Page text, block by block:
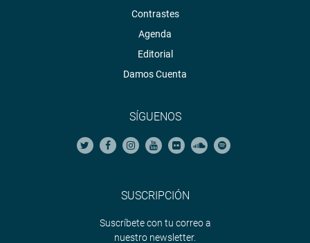
Contrastes
Agenda
Editorial
Damos Cuenta
SÍGUENOS
SUSCRIPCIÓN
Suscríbete con tu correo a
nuestro newsletter.